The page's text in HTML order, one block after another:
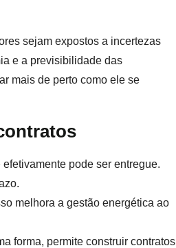
sejam expostos a incertezas
e a previsibilidade das
mais de perto como ele se
pode ser entregue.
melhora a gestão energética ao
forma, permite construir contratos